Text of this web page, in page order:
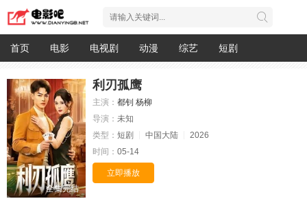
首页 电影 电视剧 动漫 综艺 短剧
全集完结
利刃孤鹰
主演： 都钊 杨柳
导演： 未知
类型： 短剧 中国大陆
2026
时间： 05-14
立即播放